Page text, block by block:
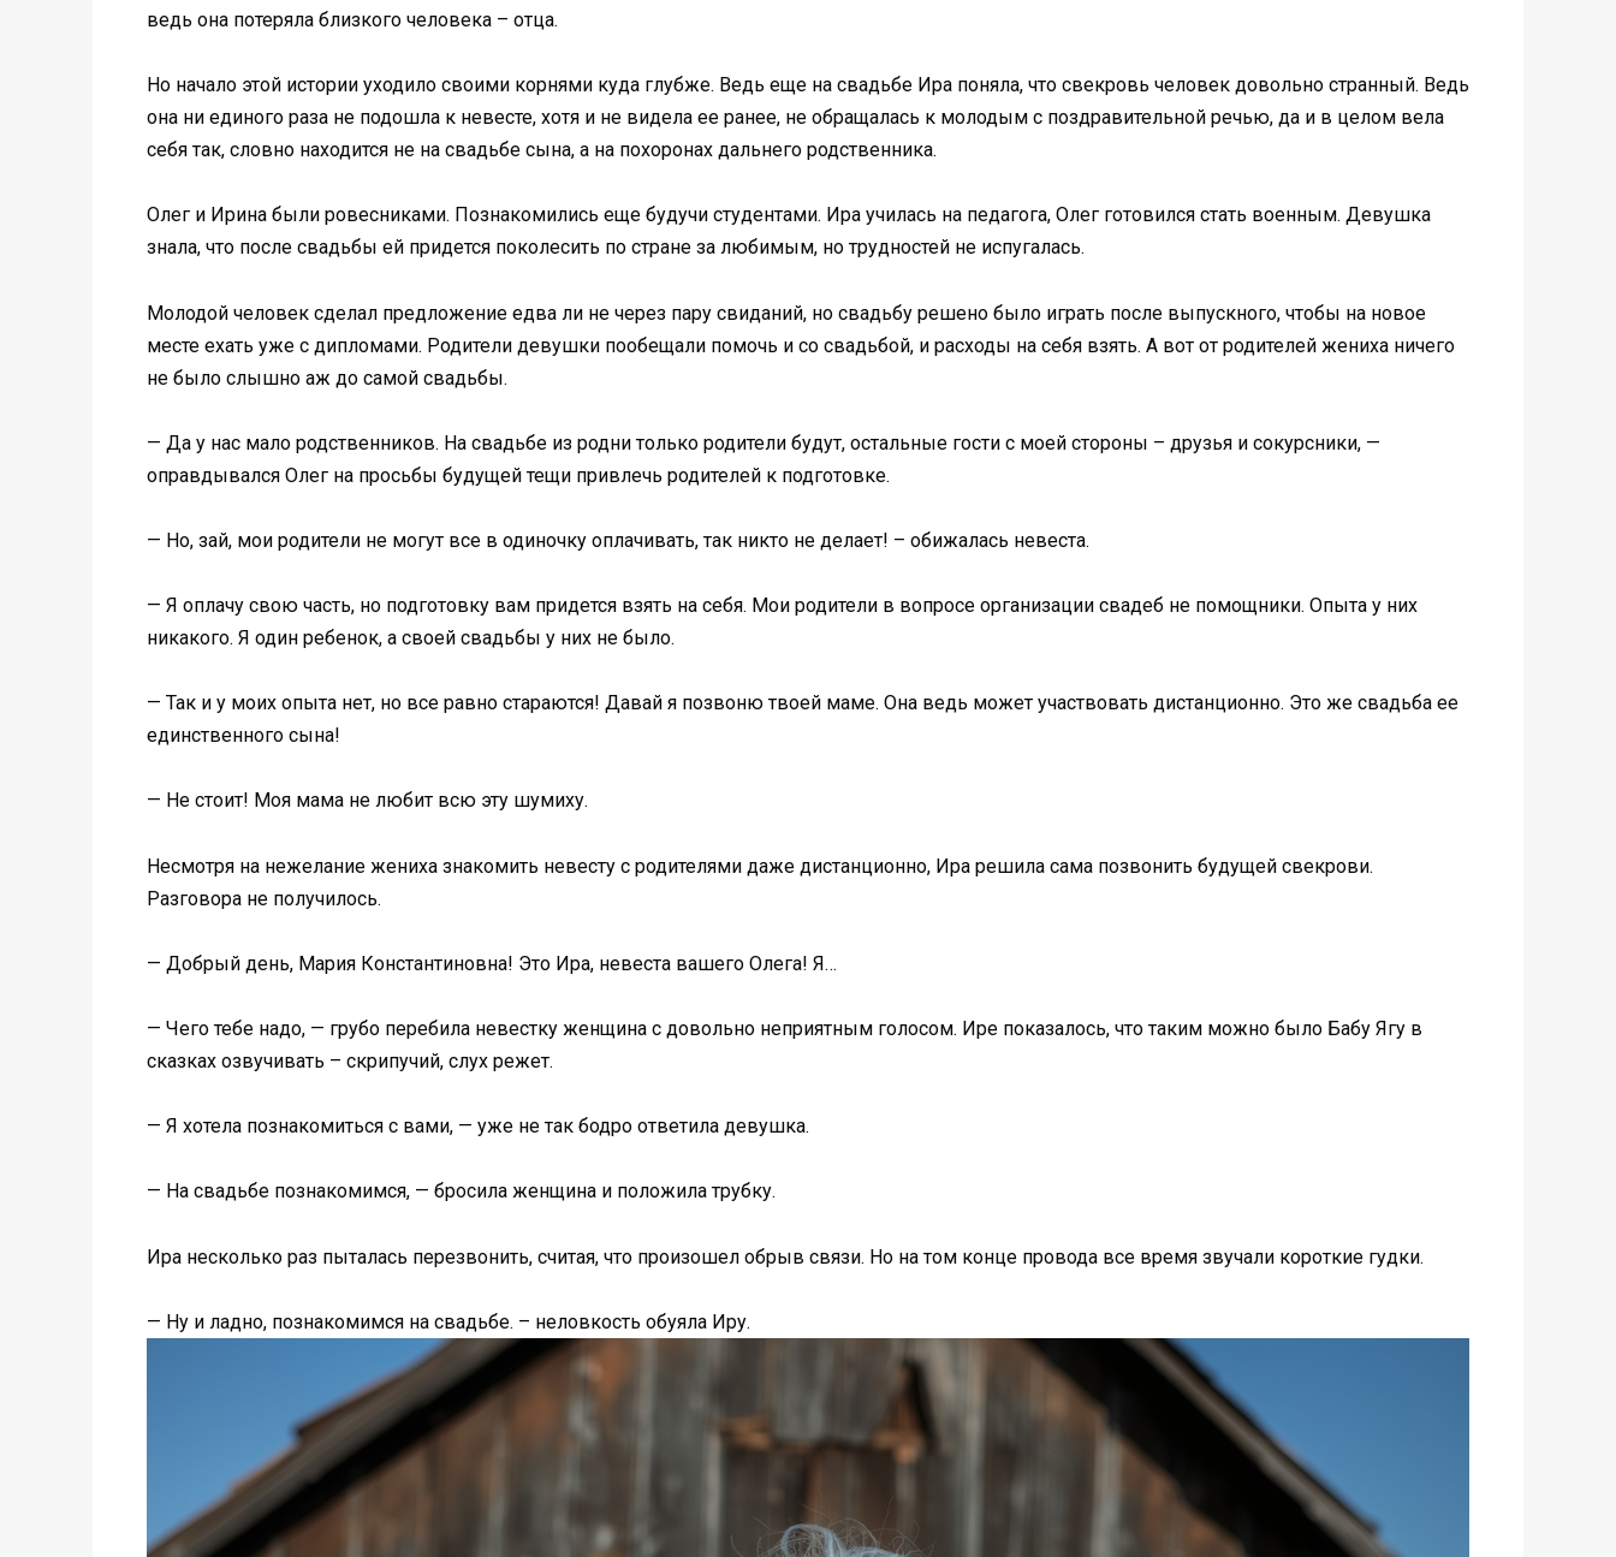
ведь она потеряла близкого человека – отца.
Но начало этой истории уходило своими корнями куда глубже. Ведь еще на свадьбе Ира поняла, что свекровь человек довольно странный. Ведь
она ни единого раза не подошла к невесте, хотя и не видела ее ранее, не обращалась к молодым с поздравительной речью, да и в целом вела
себя так, словно находится не на свадьбе сына, а на похоронах дальнего родственника.
Олег и Ирина были ровесниками. Познакомились еще будучи студентами. Ира училась на педагога, Олег готовился стать военным. Девушка
знала, что после свадьбы ей придется поколесить по стране за любимым, но трудностей не испугалась.
Молодой человек сделал предложение едва ли не через пару свиданий, но свадьбу решено было играть после выпускного, чтобы на новое
месте ехать уже с дипломами. Родители девушки пообещали помочь и со свадьбой, и расходы на себя взять. А вот от родителей жениха ничего
не было слышно аж до самой свадьбы.
— Да у нас мало родственников. На свадьбе из родни только родители будут, остальные гости с моей стороны – друзья и сокурсники, —
оправдывался Олег на просьбы будущей тещи привлечь родителей к подготовке.
— Но, зай, мои родители не могут все в одиночку оплачивать, так никто не делает! – обижалась невеста.
— Я оплачу свою часть, но подготовку вам придется взять на себя. Мои родители в вопросе организации свадеб не помощники. Опыта у них
никакого. Я один ребенок, а своей свадьбы у них не было.
— Так и у моих опыта нет, но все равно стараются! Давай я позвоню твоей маме. Она ведь может участвовать дистанционно. Это же свадьба ее
единственного сына!
— Не стоит! Моя мама не любит всю эту шумиху.
Несмотря на нежелание жениха знакомить невесту с родителями даже дистанционно, Ира решила сама позвонить будущей свекрови.
Разговора не получилось.
— Добрый день, Мария Константиновна! Это Ира, невеста вашего Олега! Я…
— Чего тебе надо, — грубо перебила невестку женщина с довольно неприятным голосом. Ире показалось, что таким можно было Бабу Ягу в
сказках озвучивать – скрипучий, слух режет.
— Я хотела познакомиться с вами, — уже не так бодро ответила девушка.
— На свадьбе познакомимся, — бросила женщина и положила трубку.
Ира несколько раз пыталась перезвонить, считая, что произошел обрыв связи. Но на том конце провода все время звучали короткие гудки.
— Ну и ладно, познакомимся на свадьбе. – неловкость обуяла Иру.